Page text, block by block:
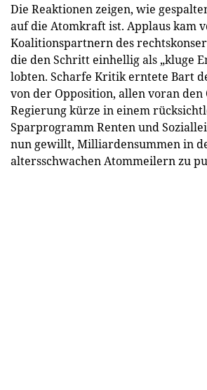
Die Reaktionen zeigen, wie
auf die Atomkraft ist. Applaus kam
Koalitionspartnern des
die den Schritt einhellig als „kluge
lobten. Scharfe Kritik erntete Bart
von der Opposition, allen voran den
Regierung kürze in einem
Sparprogramm Renten und
nun gewillt, Milliardensummen in
altersschwachen Atommeilern zu